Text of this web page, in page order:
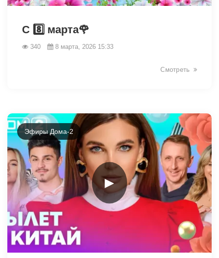
С 8️⃣ марта🌹
340 8 марта, 2026 15:33
Смотреть
►
Эфиры Дома-2